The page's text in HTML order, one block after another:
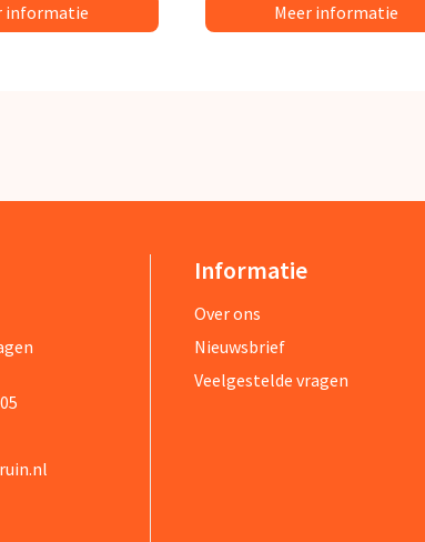
informatie Meer informatie
Informatie
Over ons
Nieuwsbrief
Veelgestelde vragen